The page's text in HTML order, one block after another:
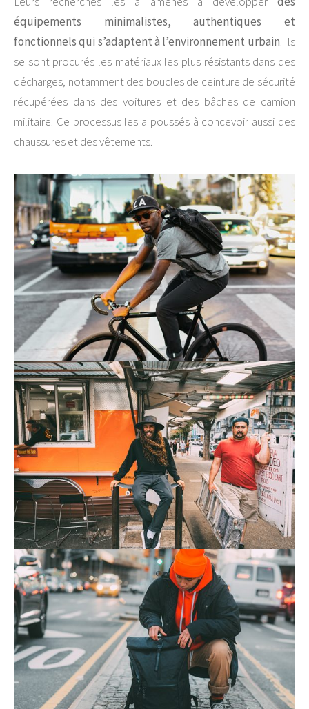
équipements minimalistes, authentiques et
fonctionnels qui s’adaptent à l’environnement urbain. Ils
se sont procurés les matériaux les plus résistants dans des
décharges, notamment des boucles de ceinture de sécurité
récupérées dans des voitures et des bâches de camion
militaire. Ce processus les a poussés à concevoir aussi des
chaussures et des vêtements.